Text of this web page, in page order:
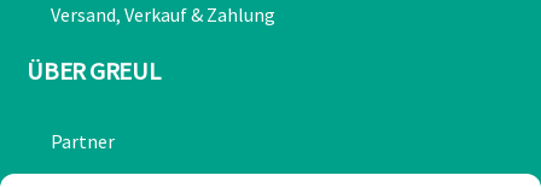
Versand, Verkauf & Zahlung
ÜBER GREUL
Partner